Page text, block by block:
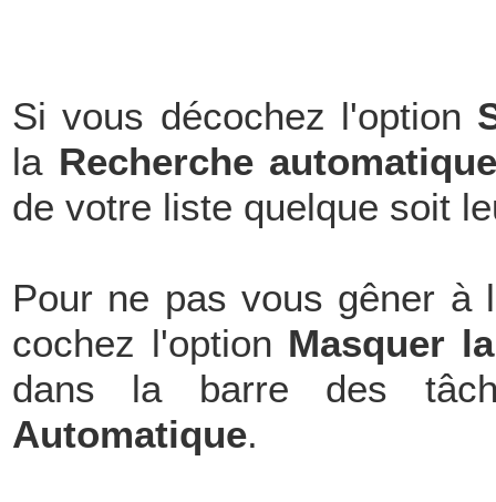
Si vous décochez l'option
la Recherche
de votre liste quelque soit
Pour ne pas vous gêner à
cochez l'option Masquer
dans la barre des
Automatique.